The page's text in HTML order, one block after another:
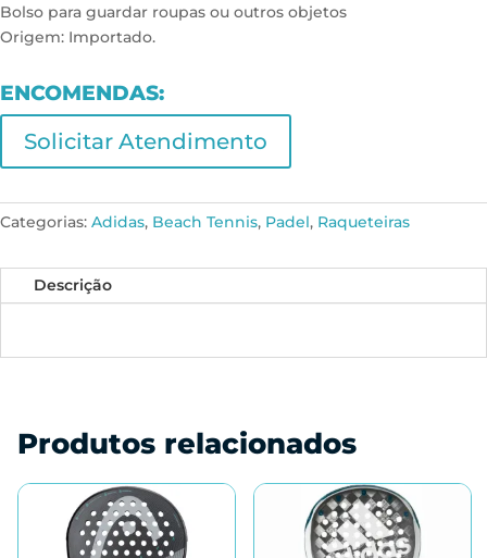
Bolso para guardar roupas ou outros objetos
Origem: Importado.
ENCOMENDAS:
Solicitar Atendimento
Categorias: Adidas, Beach Tennis, Padel, Raqueteiras
Descrição
Produtos relacionados